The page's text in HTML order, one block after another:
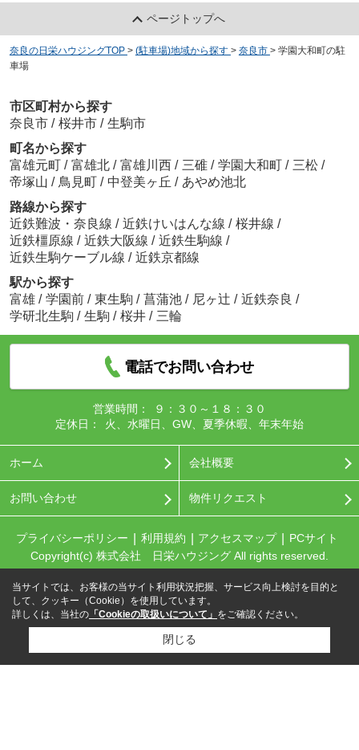
ページトップへ
奈良の日栄ハウジングTOP > (駐車場)地域から探す > 奈良市 > 学園大和町の駐
車場
市区町村から探す
奈良市 / 桜井市 / 生駒市
町名から探す
富雄元町 / 富雄北 / 富雄川西 / 三碓 / 学園大和町 / 三松 /
帝塚山 / 鳥見町 / 中登美ヶ丘 / あやめ池北
路線から探す
近鉄難波・奈良線 / 近鉄けいはんな線 / 桜井線 /
近鉄橿原線 / 近鉄大阪線 / 近鉄生駒線 /
近鉄生駒ケーブル線 / 近鉄京都線
駅から探す
富雄 / 学園前 / 東生駒 / 菖蒲池 / 尼ヶ辻 / 近鉄奈良 /
学研北生駒 / 生駒 / 桜井 / 三輪
電話でお問い合わせ
営業時間：
９：３０～１８：３０
定休日：
火、水曜日、GW、夏季休暇、年末年始
ホーム 会社概要
お問い合わせ 物件リクエスト
プライバシーポリシー 利用規約 アクセスマップ
PCサイト
Copyright(c) 株式会社 日栄ハウジング All rights reserved.
当サイトでは、お客様の当サイト利用状況把握、サービス向上検討を目的と
して、クッキー（Cookie）を使用しています。
詳しくは、当社の 「Cookieの取扱いについて」 をご確認ください。
閉じる